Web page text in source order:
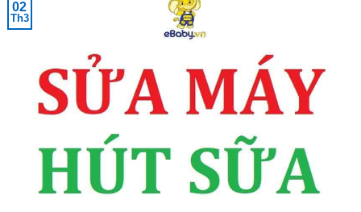
02
Th3